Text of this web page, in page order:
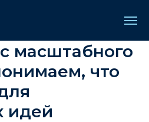
масштабного
что
идей